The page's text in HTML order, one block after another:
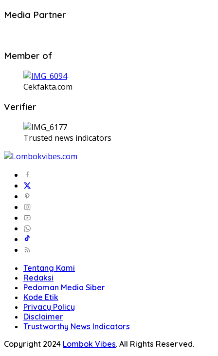
Media Partner
Member of
Cekfakta.com
Verifier
Trusted news indicators
Tentang Kami
Redaksi
Pedoman Media Siber
Kode Etik
Privacy Policy
Disclaimer
Trustworthy News Indicators
Copyright 2024 Lombok Vibes. All Rights Reserved.